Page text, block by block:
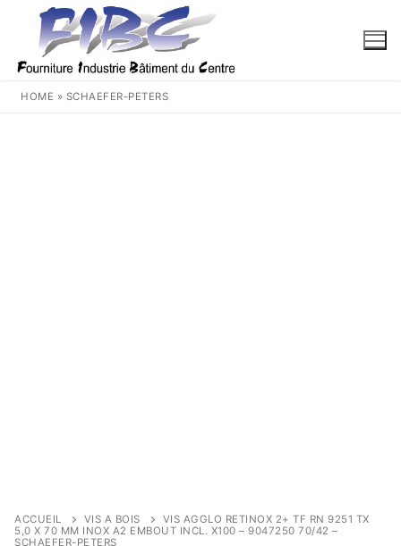
contenu
HOME » SCHAEFER-PETERS
ACCUEIL VIS A BOIS
VIS AGGLO RETINOX 2+ TF RN 9251 TX
5,0 X 70 MM INOX A2 EMBOUT INCL. X100 – 9047250 70/42 –
SCHAEFER-PETERS